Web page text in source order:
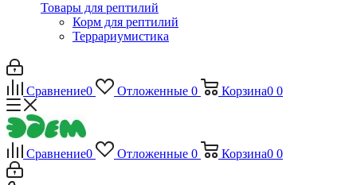
Товары для рептилий
Корм для рептилий
Террариумистика
Сравнение0 Отложенные 0 Корзина0 0
Сравнение0 Отложенные 0 Корзина0 0